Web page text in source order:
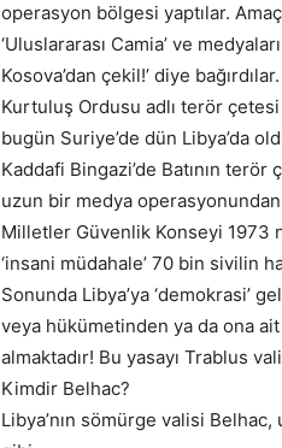
operasyon bölgesi yaptılar. Amaç
‘Uluslararası Camia’ ve
Kosova’dan çekil!’ diye
Kurtuluş Ordusu adlı terör çetesi
bugün Suriye’de dün Libya’da
Kaddafi Bingazi’de Batının
uzun bir medya
Milletler Güvenlik Konseyi 1973
‘insani müdahale’ 70 bin sivilin
Sonunda Libya’ya ‘demokrasi’
veya hükümetinden ya da ona
almaktadır! Bu yasayı Trablus
Kimdir Belhac?
Libya’nın sömürge valisi